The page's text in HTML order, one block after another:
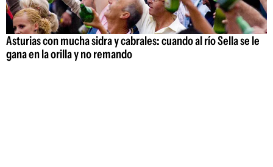
Asturias con mucha sidra y cabrales: cuando al río Sella se le
gana en la orilla y no remando